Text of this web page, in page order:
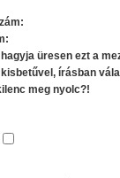
hagyja üresen ezt a
kisbetűvel, írásban
meg nyolc?!